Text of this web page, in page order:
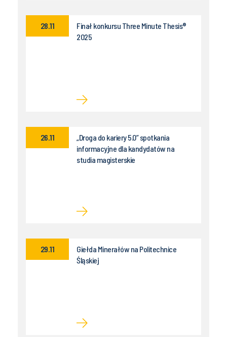
Finał konkursu Three Minute Thesis®
2025
28.11
„Droga do kariery 5.0” spotkania
informacyjne dla kandydatów na
studia magisterskie
26.11
Giełda Minerałów na Politechnice
Śląskiej
29.11